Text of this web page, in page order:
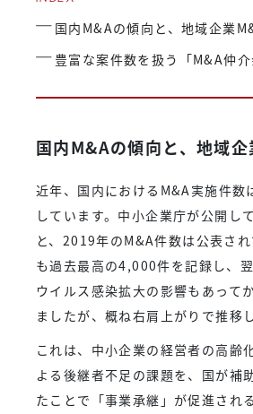
国内M&Aの傾向と、地域企業
豊富な案件数を扱う「M&A仲
国内M&Aの傾向と、地域
近年、国内におけるM&A実施件数
しています。中小企業庁が公開し
と、2019年のM&A件数は公表さ
も過去最高の4,000件を記録し、
ウイルス感染拡大の影響もあって
ましたが、概ね右肩上がりで推移
これは、中小企業の経営者の高齢
よる後継者不足の課題を、国が補
たことで「事業承継」が促進され